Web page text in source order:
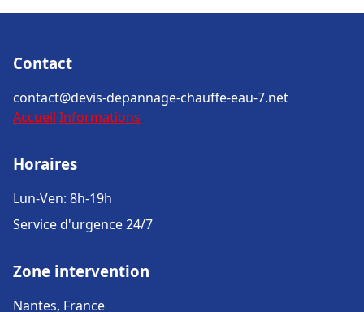
Contact
contact@devis-depannage-chauffe-eau-7.net
Accueil Informations
Horaires
Lun-Ven: 8h-19h
Service d'urgence 24/7
Zone intervention
Nantes, France